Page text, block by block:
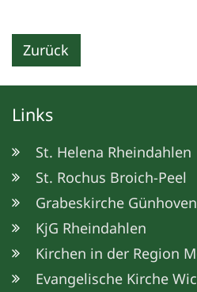
Zurück
Links
St. Helena Rheindahlen
St. Rochus Broich-Peel
Grabeskirche Günhoven
KjG Rheindahlen
Kirchen in der Region
Evangelische Kirche